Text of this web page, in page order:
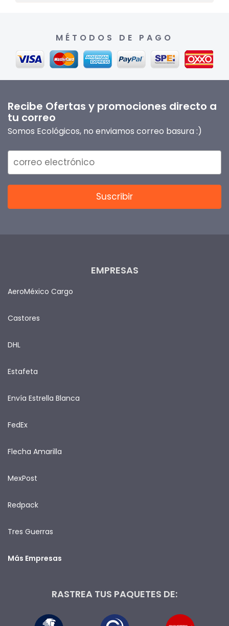
MÉTODOS DE PAGO
Recibe Ofertas y promociones directo a
tu correo
Somos Ecológicos, no enviamos correo basura :)
EMPRESAS
AeroMéxico Cargo
Castores
DHL
Estafeta
Envía Estrella Blanca
FedEx
Flecha Amarilla
MexPost
Redpack
Tres Guerras
Más Empresas
RASTREA TUS PAQUETES DE: